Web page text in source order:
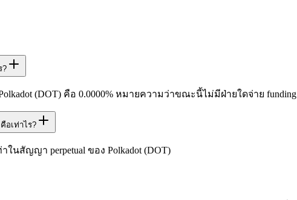
?
(DOT) คือ 0.0000% หมายความว่าขณะนี้ไม่มีฝ่ายใดจ่าย funding
อเท่าไร?
าในสัญญา perpetual ของ Polkadot (DOT)